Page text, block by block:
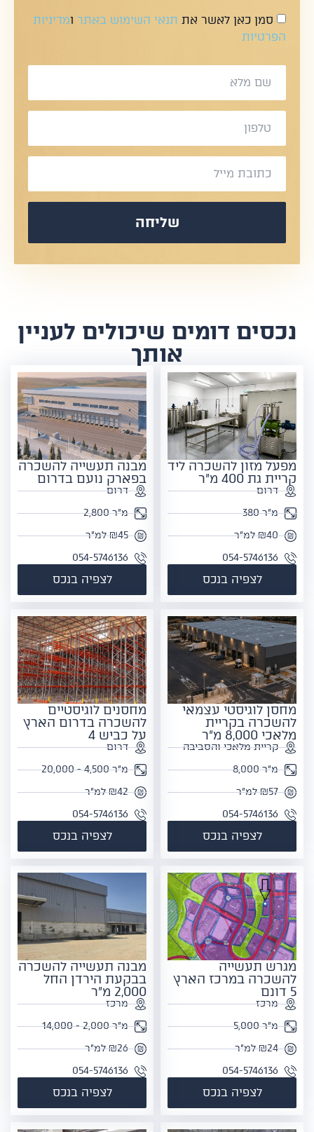
סמן כאן לאשר את תנאי השימוש באתר ומדיניות
הפרטיות
שליחה
נכסים דומים שיכולים לעניין
אותך
מפעל מזון להשכרה ליד
קריית גת 400 מ"ר
דרום
מ"ר 380
₪40 למ"ר
054-5746136
לצפיה בנכס
מבנה תעשייה להשכרה
בפארק נועם בדרום
דרום
מ"ר 2,800
₪45 למ"ר
054-5746136
לצפיה בנכס
מחסן לוגיסטי עצמאי
להשכרה בקריית
מלאכי 8,000 מ"ר
קריית מלאכי והסביבה
מ"ר 8,000
₪57 למ"ר
054-5746136
לצפיה בנכס
מחסנים לוגיסטיים
להשכרה בדרום הארץ
על כביש 4
דרום
מ"ר 4,500 - 20,000
₪42 למ"ר
054-5746136
לצפיה בנכס
מגרש תעשייה
להשכרה במרכז הארץ
5 דונם
מרכז
מ"ר 5,000
₪24 למ"ר
054-5746136
לצפיה בנכס
מבנה תעשייה להשכרה
בבקעת הירדן החל
2,000 מ"ר
מרכז
מ"ר 2,000 - 14,000
₪26 למ"ר
054-5746136
לצפיה בנכס